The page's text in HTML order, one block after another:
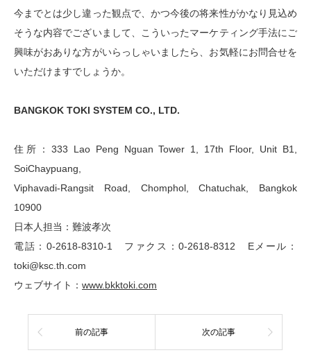
今までとは少し違った観点で、かつ今後の将来性がかなり見込め
そうな内容でございまして、こういったマーケティング手法にご
興味がおありな方がいらっしゃいましたら、お気軽にお問合せを
いただけますでしょうか。
BANGKOK TOKI SYSTEM CO., LTD.
住所：333 Lao Peng Nguan Tower 1, 17th Floor, Unit B1,
SoiChaypuang,
Viphavadi-Rangsit Road, Chomphol, Chatuchak, Bangkok
10900
日本人担当：難波孝次
電話：0-2618-8310-1 ファクス：0-2618-8312 Eメール：
toki@ksc.th.com
ウェブサイト： www.bkktoki.com
前の記事 次の記事